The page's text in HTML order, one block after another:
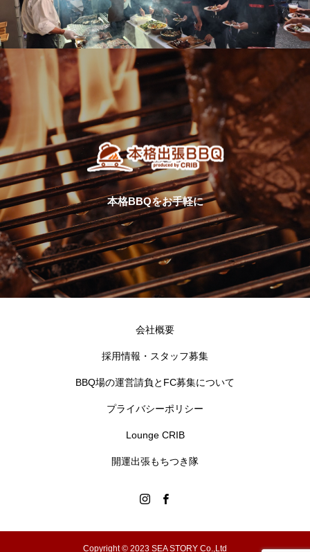
本格BBQをお手軽に
会社概要
採用情報・スタッフ募集
BBQ場の運営請負とFC募集について
プライバシーポリシー
Lounge CRIB
開運出張もちつき隊
Copyright © 2023 SEA STORY Co.,Ltd